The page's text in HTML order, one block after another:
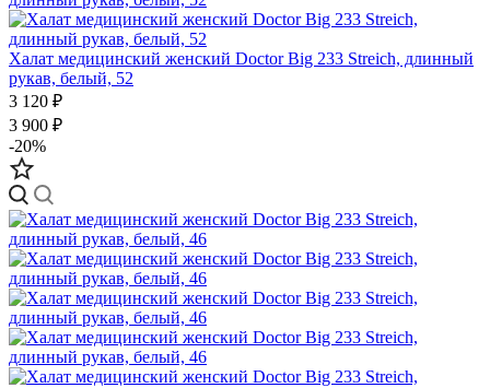
Халат медицинский женский Doctor Big 233 Streich, длинный
рукав, белый, 52
3 120 ₽
3 900 ₽
-20%